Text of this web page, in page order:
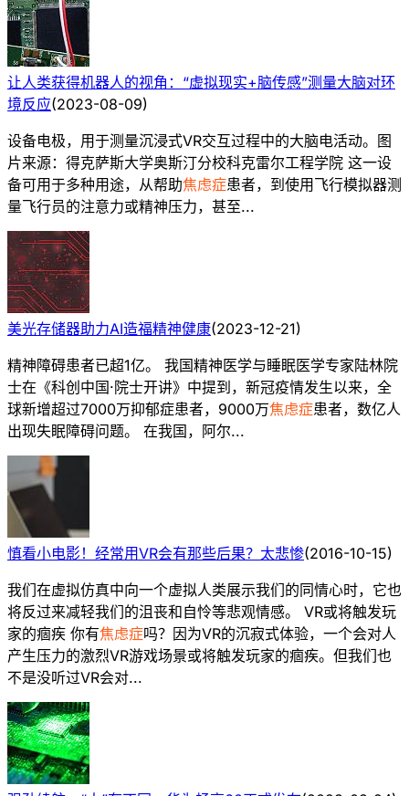
让人类获得机器人的视角：“虚拟现实+脑传感”测量大脑对环
境反应(2023-08-09)
设备电极，用于测量沉浸式VR交互过程中的大脑电活动。图
片来源：得克萨斯大学奥斯汀分校科克雷尔工程学院 这一设
备可用于多种用途，从帮助焦虑症患者，到使用飞行模拟器测
量飞行员的注意力或精神压力，甚至...
美光存储器助力AI造福精神健康(2023-12-21)
精神障碍患者已超1亿。 我国精神医学与睡眠医学专家陆林院
士在《科创中国·院士开讲》中提到，新冠疫情发生以来，全
球新增超过7000万抑郁症患者，9000万焦虑症患者，数亿人
出现失眠障碍问题。 在我国，阿尔...
慎看小电影！经常用VR会有那些后果？太悲惨(2016-10-15)
我们在虚拟仿真中向一个虚拟人类展示我们的同情心时，它也
将反过来减轻我们的沮丧和自怜等悲观情感。 VR或将触发玩
家的痼疾 你有焦虑症吗？因为VR的沉寂式体验，一个会对人
产生压力的激烈VR游戏场景或将触发玩家的痼疾。但我们也
不是没听过VR会对...